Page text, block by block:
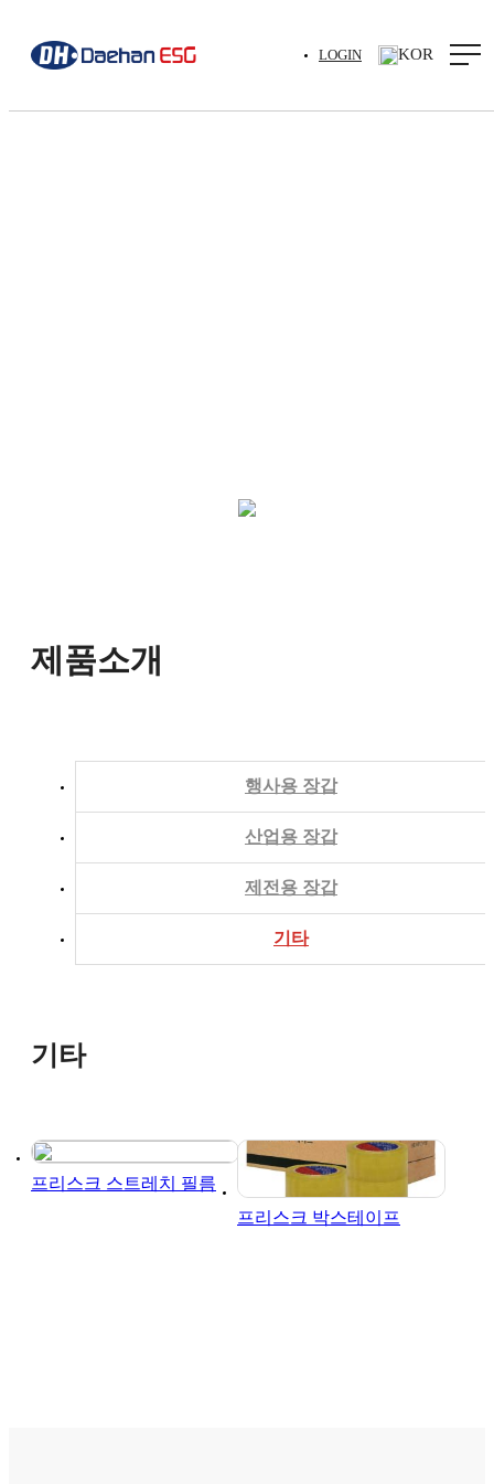
LOGIN KOR
제품소개
행사용 장갑
산업용 장갑
제전용 장갑
기타
기타
프리스크 스트레치 필름
프리스크 박스테이프